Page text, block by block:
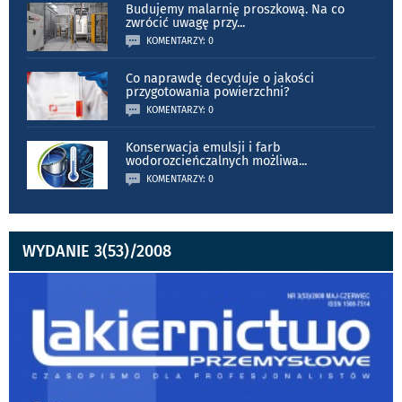
Budujemy malarnię proszkową. Na co
zwrócić uwagę przy...
KOMENTARZY: 0
Co naprawdę decyduje o jakości
przygotowania powierzchni?
KOMENTARZY: 0
Konserwacja emulsji i farb
wodorozcieńczalnych możliwa...
KOMENTARZY: 0
WYDANIE 3(53)/2008